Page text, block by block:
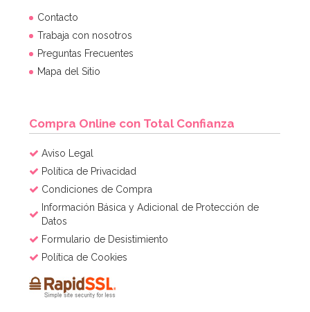
Contacto
Trabaja con nosotros
Preguntas Frecuentes
Mapa del Sitio
Compra Online con Total Confianza
Aviso Legal
Política de Privacidad
Condiciones de Compra
Información Básica y Adicional de Protección de
Datos
Formulario de Desistimiento
Política de Cookies